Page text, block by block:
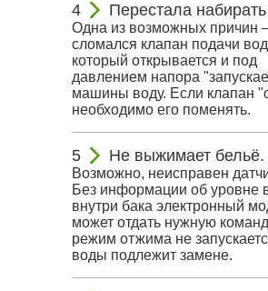
Перестала
Одна из возможных причин
сломался клапан подачи
который открывается и под
давлением напора
машины воду. Если клапан
необходимо его поменять.
Не выжимает бельё.
Возможно, неисправен
Без информации об уровне
внутри бака электронный
может отдать нужную
режим отжима не
воды подлежит замене.